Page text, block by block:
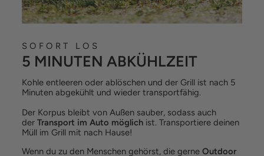
SOFORT LOS
5 MINUTEN ABKÜHLZEIT
Kohle entleeren oder ablöschen und der Grill ist nach 5
Minuten abgekühlt und wieder transportfähig.
Der Korpus bleibt von Außen sauber, sodass auch
der Transport im Auto möglich ist. Transportiere deinen
Müll im Grill mit nach Hause!
Wenn du zu den Menschen gehörst, die gerne Outdoor